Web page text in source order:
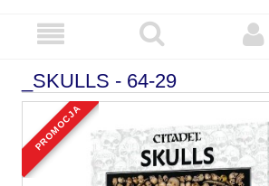
_SKULLS - 64-29
promocja